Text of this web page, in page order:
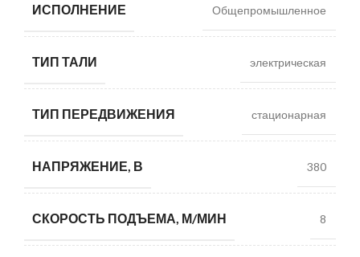
ИСПОЛНЕНИЕ Общепромышленное
ТИП ТАЛИ электрическая
ТИП ПЕРЕДВИЖЕНИЯ стационарная
НАПРЯЖЕНИЕ, В 380
СКОРОСТЬ ПОДЪЕМА, М/МИН 8